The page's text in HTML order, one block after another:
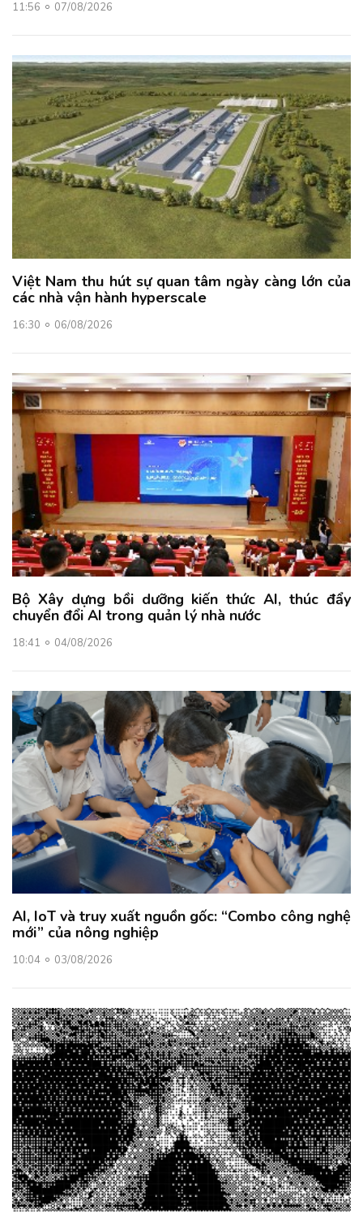
11:56 07/08/2026
Việt Nam thu hút sự quan tâm ngày càng lớn của
các nhà vận hành hyperscale
16:30 06/08/2026
Bộ Xây dựng bồi dưỡng kiến thức AI, thúc đẩy
chuyển đổi AI trong quản lý nhà nước
18:41 04/08/2026
AI, IoT và truy xuất nguồn gốc: “Combo công nghệ
mới” của nông nghiệp
10:04 03/08/2026